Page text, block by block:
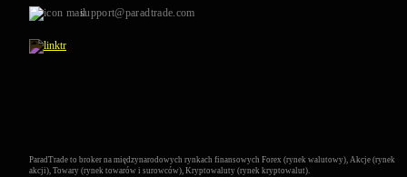
support@paradtrade.com
ParadTrade to broker na międzynarodowych rynkach finansowych Forex (rynek walutowy), Akcje (rynek
akcji), Towary (rynek towarów i surowców), Kryptowaluty (rynek kryptowalut).